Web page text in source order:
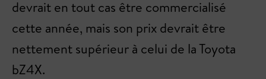
devrait en tout cas être commercialisé
cette année, mais son prix devrait être
nettement supérieur à celui de la Toyota
bZ4X.